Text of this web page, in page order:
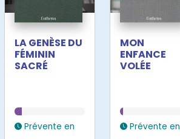
LA GENÈSE DU
FÉMININ
SACRÉ
Prévente en
MON
ENFANCE
VOLÉE
Prévente en